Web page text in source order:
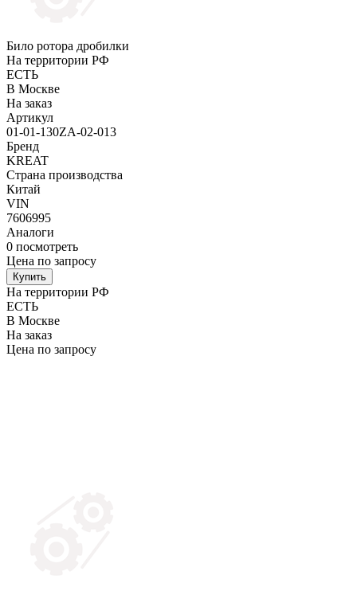
Било ротора дробилки
На территории РФ
ЕСТЬ
В Москве
На заказ
Артикул
01-01-130ZA-02-013
Бренд
KREAT
Страна производства
Китай
VIN
7606995
Аналоги
0 посмотреть
Цена по запросу
Купить
На территории РФ
ЕСТЬ
В Москве
На заказ
Цена по запросу